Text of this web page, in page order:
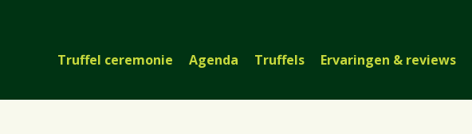
Truffel ceremonie Agenda Truffels Ervaringen & reviews